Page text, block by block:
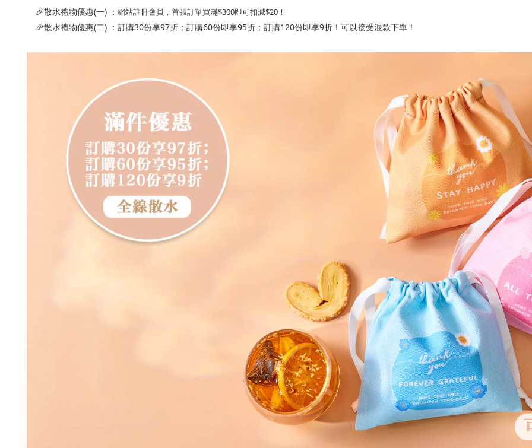
🎉散水禮物優惠(一) ： 網站註冊會員，首張訂單買滿$300即可扣減$20！
🎉散水禮物優惠(二) ： 訂購30份享97折；訂購60份即享95折；訂購120份即享9折！可以接受混款下單！